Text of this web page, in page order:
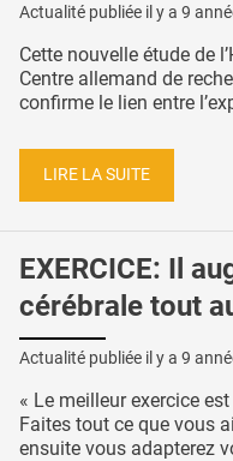
Actualité publiée il y a 9
Cette nouvelle étude de
Centre allemand de
confirme le lien entre
LIRE LA SUITE
EXERCICE: Il
cérébrale tout
Actualité publiée il y a 9
« Le meilleur exercice
Faites tout ce que vous
ensuite vous adapterez